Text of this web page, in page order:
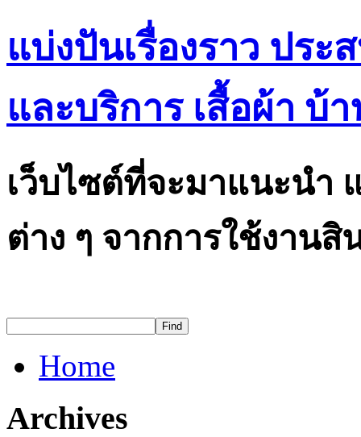
แบ่งปันเรื่องราว ปร
และบริการ เสื้อผ้า บ้
เว็บไซต์ที่จะมาแนะนำ
ต่าง ๆ จากการใช้งาน
Home
Archives